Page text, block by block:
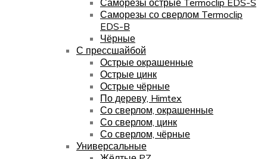
Саморезы со сверлом Termoclip
EDS-B
Чёрные
С прессшайбой
Острые окрашенные
Острые цинк
Острые чёрные
По дереву, Himtex
Со сверлом, окрашенные
Со сверлом, цинк
Со сверлом, чёрные
Универсальные